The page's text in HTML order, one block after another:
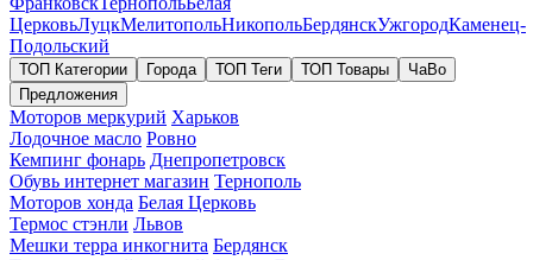
ЦерковьЛуцкМелитопольНикопольБердянскУжгородКаменец-
Подольский
ТОП Категории Города ТОП Теги ТОП Товары
ЧаВо
Предложения
Моторов меркурий Харьков
Лодочное масло Ровно
Кемпинг фонарь Днепропетровск
Обувь интернет магазин Тернополь
Моторов хонда Белая Церковь
Термос стэнли Львов
Мешки терра инкогнита Бердянск